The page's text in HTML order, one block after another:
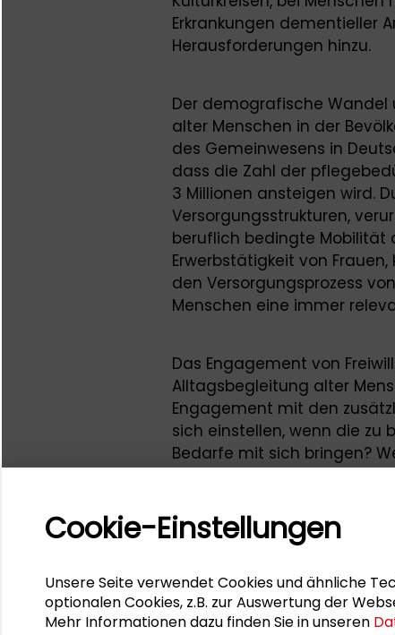
Erkrankungen dementieller
Herausforderungen hinzu.
Der demografische
alter Menschen in der
des Gemeinwesens in
dass die Zahl der
3 Millionen ansteigen wird.
Versorgungsstrukturen,
beruflich bedingte Mobilität
Erwerbstätigkeit von
den Versorgungsprozess
Menschen eine immer
Das Engagement von
Alltagsbegleitung alter
Engagement mit den
sich einstellen, wenn die zu
Bedarfe mit sich bringen?
Engagement sind möglich?
Gefördert durch
Cookie-Einstellungen
Unsere Seite verwendet Cookies und ähnliche
optionalen Cookies, z.B. zur Auswertung der
Mehr Informationen dazu finden Sie in unseren